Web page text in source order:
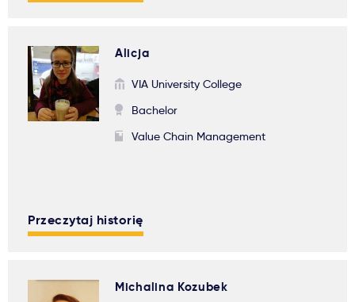
Alicja
VIA University College
Bachelor
Value Chain Management
Przeczytaj historię
Michalina Kozubek